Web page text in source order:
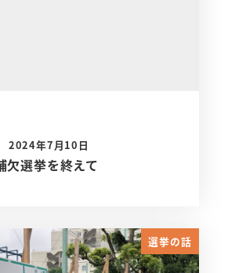
欠選挙を終えて
2024年7月10日
選挙の話